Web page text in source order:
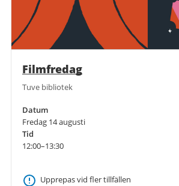
Filmfredag
Tuve bibliotek
Datum
Fredag 14 augusti
Tid
12:00–13:30
Upprepas vid fler tillfällen